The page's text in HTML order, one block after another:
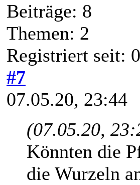
Beiträge: 8
Themen: 2
Registriert seit:
#7
07.05.20, 23:44
(07.05.20,
Könnten die
die Wurzeln